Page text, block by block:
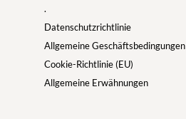
.
Datenschutzrichtlinie
Allgemeine Geschäftsbedingungen
Cookie-Richtlinie (EU)
Allgemeine Erwähnungen